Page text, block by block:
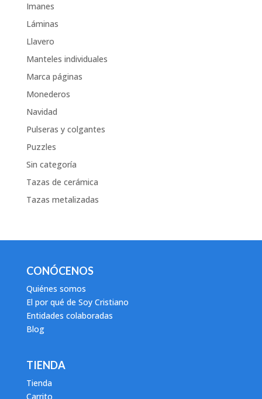
Imanes
Láminas
Llavero
Manteles individuales
Marca páginas
Monederos
Navidad
Pulseras y colgantes
Puzzles
Sin categoría
Tazas de cerámica
Tazas metalizadas
CONÓCENOS
Quiénes somos
El por qué de Soy Cristiano
Entidades colaboradas
Blog
TIENDA
Tienda
Carrito